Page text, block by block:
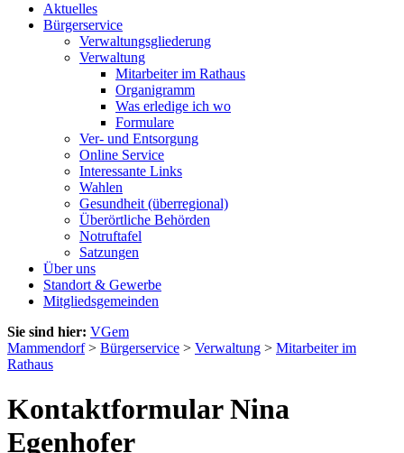
Aktuelles
Bürgerservice
Verwaltungsgliederung
Verwaltung
Mitarbeiter im Rathaus
Organigramm
Was erledige ich wo
Formulare
Ver- und Entsorgung
Online Service
Interessante Links
Wahlen
Gesundheit (überregional)
Überörtliche Behörden
Notruftafel
Satzungen
Über uns
Standort & Gewerbe
Mitgliedsgemeinden
Sie sind hier: VGem
Mammendorf> Bürgerservice > Verwaltung > Mitarbeiter im
Rathaus
Kontaktformular Nina
Egenhofer